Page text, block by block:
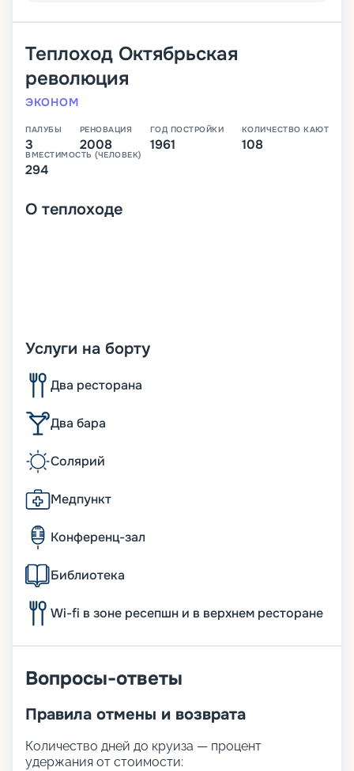
Теплоход Октябрьская
революция
ЭКОНОМ
ПАЛУБЫ
3
РЕНОВАЦИЯ
2008
ГОД ПОСТРОЙКИ
1961
КОЛИЧЕСТВО КАЮТ
108
ВМЕСТИМОСТЬ (ЧЕЛОВЕК)
294
О теплоходе
Услуги на борту
Два ресторана
Два бара
Солярий
Медпункт
Конференц-зал
Библиотека
Wi-fi в зоне ресепшн и в верхнем ресторане
Вопросы-ответы
Правила отмены и возврата
Количество дней до круиза — процент
удержания от стоимости: